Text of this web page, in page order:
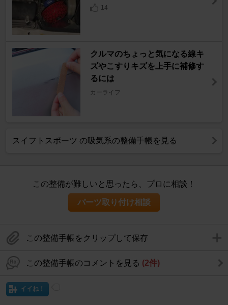
14
クルマのちょっと気になる線キ
ズやこすりキズを上手に補修す
るには
カーライフ
スイフトスポーツ の吸気系の整備手帳を見る
この整備が難しいと思ったら、プロに相談！
パーツ取り付け相談
この整備手帳をクリップして保存
この整備手帳のコメントを見る (2件)
イイね！